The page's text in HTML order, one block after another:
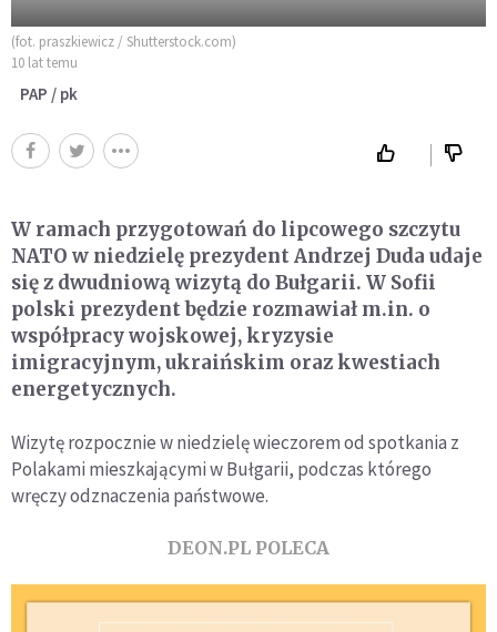
(fot. praszkiewicz / Shutterstock.com)
10 lat temu
PAP / pk
W ramach przygotowań do lipcowego szczytu
NATO w niedzielę prezydent Andrzej Duda udaje
się z dwudniową wizytą do Bułgarii. W Sofii
polski prezydent będzie rozmawiał m.in. o
współpracy wojskowej, kryzysie
imigracyjnym, ukraińskim oraz kwestiach
energetycznych.
Wizytę rozpocznie w niedzielę wieczorem od spotkania z
Polakami mieszkającymi w Bułgarii, podczas którego
wręczy odznaczenia państwowe.
DEON.PL POLECA